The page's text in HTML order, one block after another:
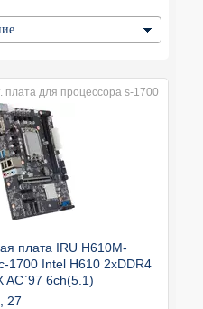
плата для процессора s-1700
плата IRU H610M-
1700 Intel H610 2xDDR4
AC`97 6ch(5.1)
27